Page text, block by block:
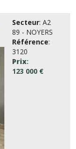
Secteur: A2
89 - NOYERS
Référence:
3120
Prix:
123 000 €